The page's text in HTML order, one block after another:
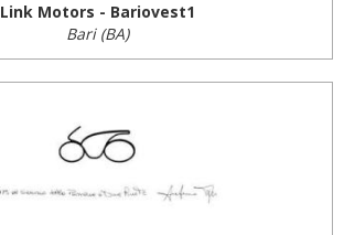
Link Motors - Bariovest1
Bari (BA)